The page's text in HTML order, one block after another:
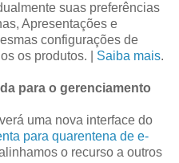
suas preferências
Apresentações e
configurações de
os produtos. | Saiba mais.
para o gerenciamento
uma nova interface do
para quarentena de e-
o recurso a outros